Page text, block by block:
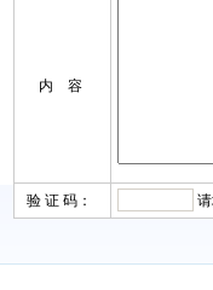
内 容
验 证 码：